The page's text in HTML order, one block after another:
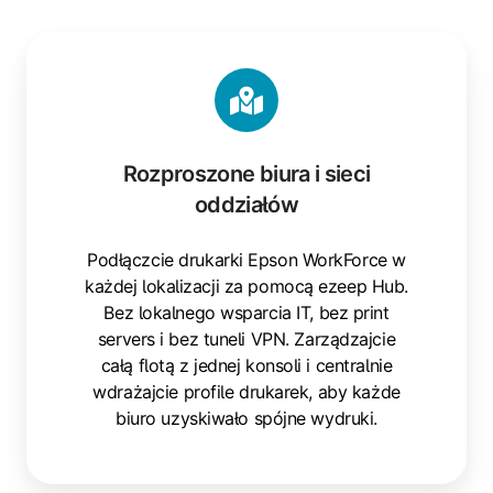
Rozproszone biura i sieci
oddziałów
Podłączcie drukarki Epson WorkForce w
każdej lokalizacji za pomocą ezeep Hub.
Bez lokalnego wsparcia IT, bez print
servers i bez tuneli VPN. Zarządzajcie
całą flotą z jednej konsoli i centralnie
wdrażajcie profile drukarek, aby każde
biuro uzyskiwało spójne wydruki.
biura
i
sieci